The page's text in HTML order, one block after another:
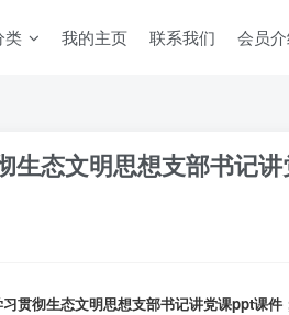
类 我的主页 联系我们 会员
生态文明思想支部书记
贯彻生态文明思想支部书记讲党课ppt课件